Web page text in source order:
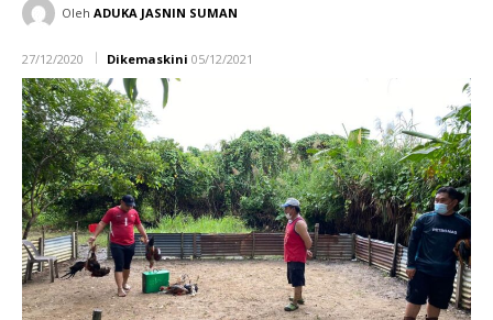
Oleh ADUKA JASNIN SUMAN
27/12/2020 Dikemaskini 05/12/2021